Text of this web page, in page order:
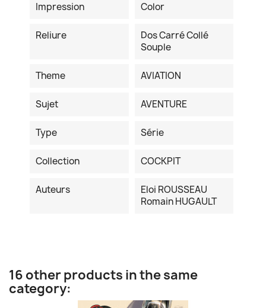
Impression Color
Reliure
Dos Carré Collé
Souple
Theme AVIATION
Sujet AVENTURE
Type Série
Collection COCKPIT
Auteurs
Eloi ROUSSEAU
Romain HUGAULT
16 other products in the same
category: